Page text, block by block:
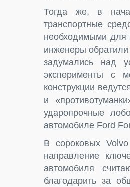
Тогда же, в
транспортные
необходимыми
инженеры
задумались над
эксперименты с
конструкции
и
ударопрочные
автомобиле Ford
В сороковых
направление
автомобиля
благодарить за